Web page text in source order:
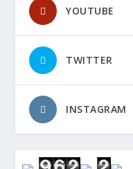
YOUTUBE
TWITTER
INSTAGRAM